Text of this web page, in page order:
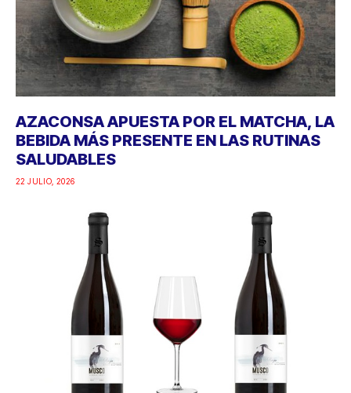
AZACONSA APUESTA POR EL MATCHA, LA
BEBIDA MÁS PRESENTE EN LAS RUTINAS
SALUDABLES
22 JULIO, 2026